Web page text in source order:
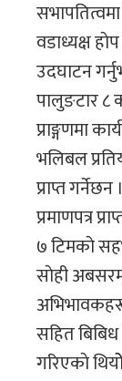
वडाध्यक्ष
उदघाटन
पालुङटार ८
प्राङ्गणमा
भलिबल
प्राप्त
प्रमाणपत्र
७ टिमकाे
साेही
सहित
गरिएकाे